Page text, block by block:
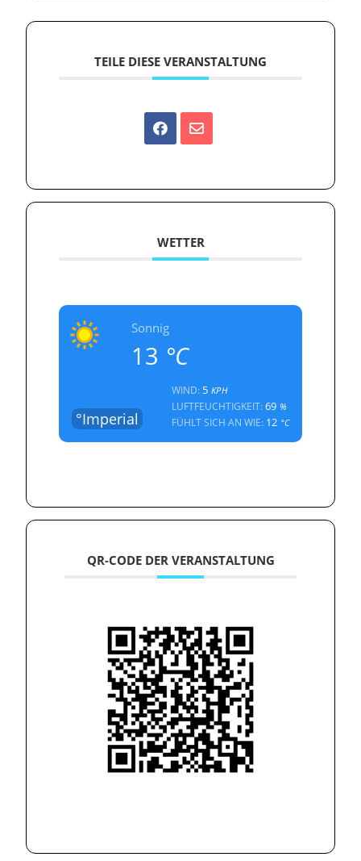
TEILE DIESE VERANSTALTUNG
WETTER
Sonnig
13 °C
°Imperial
WIND: 5 KPH
LUFTFEUCHTIGKEIT:69 %
FÜHLT SICH AN WIE: 12 °C
QR-CODE DER VERANSTALTUNG